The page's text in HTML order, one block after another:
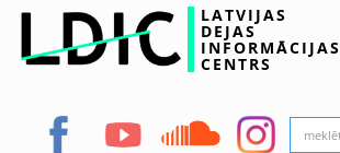
LATVIJAS
DEJAS
INFORMĀCIJAS
CENTRS